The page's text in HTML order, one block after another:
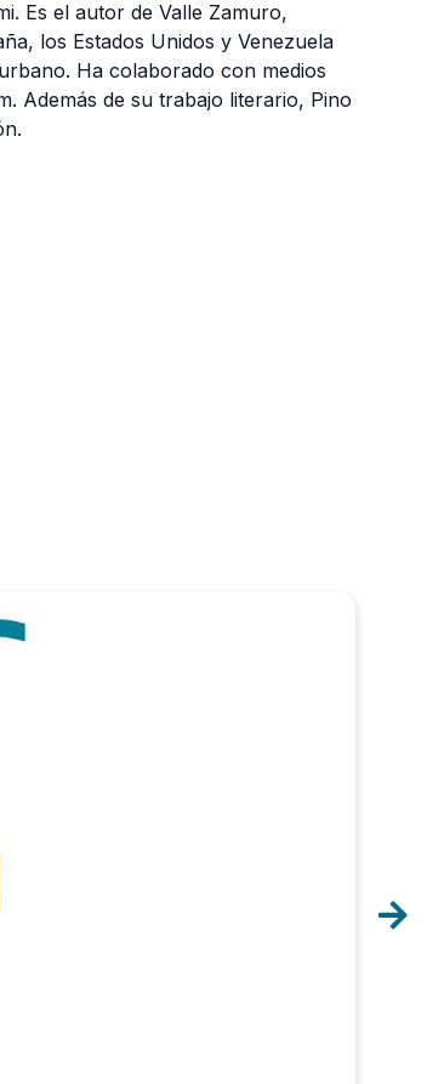
Es el autor de Valle Zamuro,
los Estados Unidos y Venezuela
Ha colaborado con medios
Además de su trabajo literario, Pino